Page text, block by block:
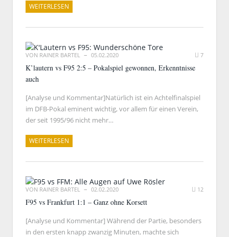
WEITERLESEN
VON RAINER BARTEL 05.02.2020 7
K’lautern vs F95 2:5 – Pokalspiel gewonnen, Erkenntnisse
auch
[Analyse und Kommentar]Natürlich ist ein Achtelfinalspiel
im DFB-Pokal eminent wichtig, vor allem für einen Verein,
der seit 1995/96 nicht mehr…
WEITERLESEN
VON RAINER BARTEL 02.02.2020 12
F95 vs Frankfurt 1:1 – Ganz ohne Korsett
[Analyse und Kommentar] Während der Partie, besonders
in den ersten knapp zwanzig Minuten, machte sich